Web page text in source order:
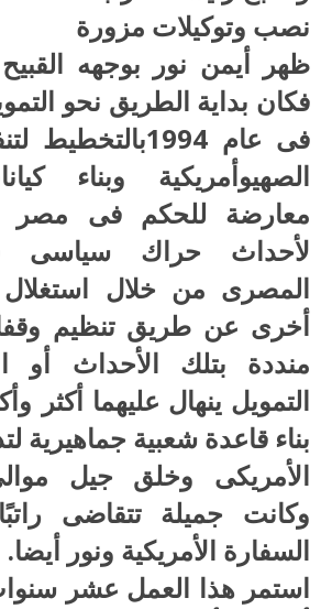
نصب وتوكيلات مزورة
ظهر أيمن نور بوجهه
فكان بداية الطريق نحو
فى عام
الصهيوأمريكية وبناء
معارضة للحكم فى مصر
لأحداث حراك سياسى
المصرى من خلال
أخرى عن طريق تنظيم
منددة بتلك الأحداث أو
التمويل ينهال عليهما أكثر
بناء قاعدة شعبية جماهيرية
الأمريكى وخلق جيل
وكانت جميلة تتقاضى
السفارة الأمريكية ونور أيضا.
استمر هذا العمل عشر